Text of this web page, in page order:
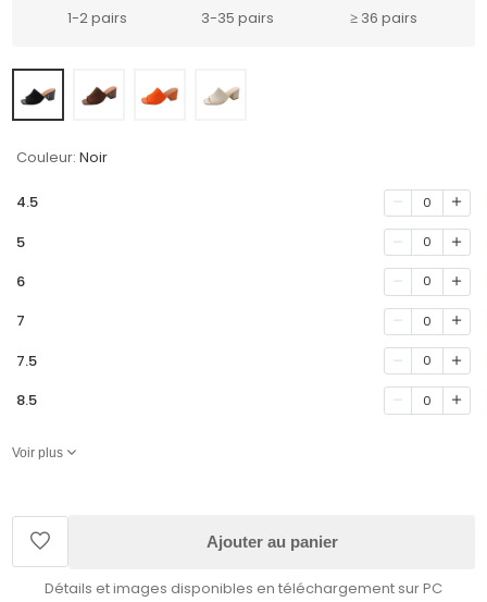
1-2 pairs 3-35 pairs ≥ 36 pairs
Couleur: Noir
4.5 0
5 0
6 0
7 0
7.5 0
8.5 0
Voir plus
Ajouter au panier
Détails et images disponibles en téléchargement sur PC